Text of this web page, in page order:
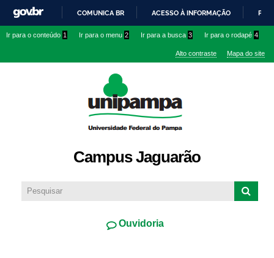
conteúdo
IR
O
COMUNICA BR ACESSO À INFORMAÇÃO
Ir para o conteúdo 1 Ir para o menu 2 Ir para a busca 3 Ir para o rodapé 4
Alto contraste Mapa do site
Campus Jaguarão
Ouvidoria